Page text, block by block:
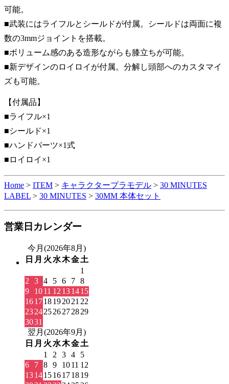
可能。
■武装にはライフルとシールドが付属。シールドは両面に複
数の3mmジョイントを搭載。
■ボリューム感のある造形ながらも膝立ちが可能。
■新デザインのロイロイが付属。分解し頭部へのカスタマイ
ズも可能。
【付属品】
■ライフル×1
■シールド×1
■ハンドパーツ×1式
■ロイロイ×1
Home > ITEM > キャラクタープラモデル > 30 MINUTES
LABEL > 30 MINUTES > 30MM 本体セット
営業日カレンダー
今月(2026年8月)
日 月 火 水木金土
1
2
3 4 5 6 7 8
9
1011 12 131415
161718192021 22
23242526272829
3031
翌月(2026年9月)
日 月 火 水木金土
1
2 3 4
5
6
7 8 9 1011 12
13141516171819